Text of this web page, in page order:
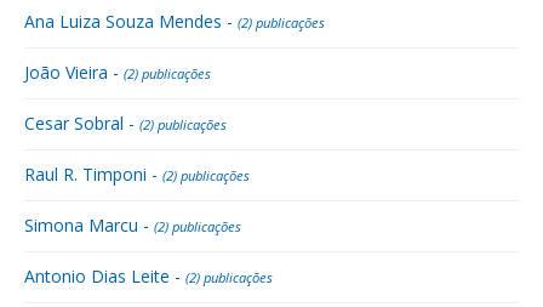
Ana Luiza Souza Mendes - (2) publicações
João Vieira - (2) publicações
Cesar Sobral - (2) publicações
Raul R. Timponi - (2) publicações
Simona Marcu - (2) publicações
Antonio Dias Leite - (2) publicações